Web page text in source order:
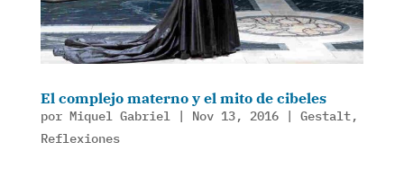
El complejo materno y el mito de cibeles
por Miquel Gabriel| Nov 13, 2016| Gestalt,
Reflexiones